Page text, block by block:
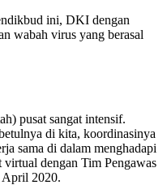
ini, DKI dengan
wabah virus yang berasal
pusat sangat intensif.
di kita, koordinasinya
sama di dalam menghadapi
dengan Tim Pengawas
2020.